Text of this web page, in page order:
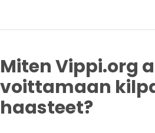
Miten Vippi.org
voittamaan
haasteet?